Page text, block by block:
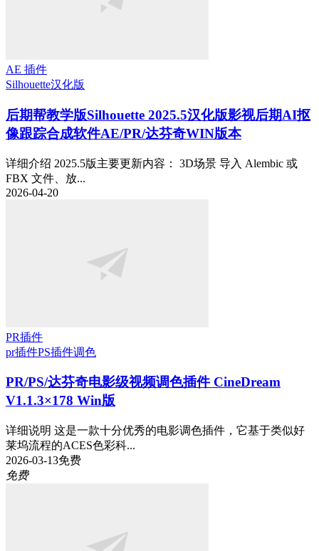
AE 插件
Silhouette汉化版
后期帮教学版Silhouette 2025.5汉化版影视后期AI抠
像跟踪合成软件AE/PR/达芬奇WIN版本
详细介绍 2025.5版主要更新内容： 3D场景 导入 Alembic 或
FBX 文件、放...
2026-04-20
PR插件
pr插件PS插件调色
PR/PS/达芬奇电影级视频调色插件 CineDream
V1.1.3×178 Win版
详细说明 这是一款十分优秀的电影调色插件，它基于类似好
莱坞流程的ACES色彩科...
2026-03-13免费
免费